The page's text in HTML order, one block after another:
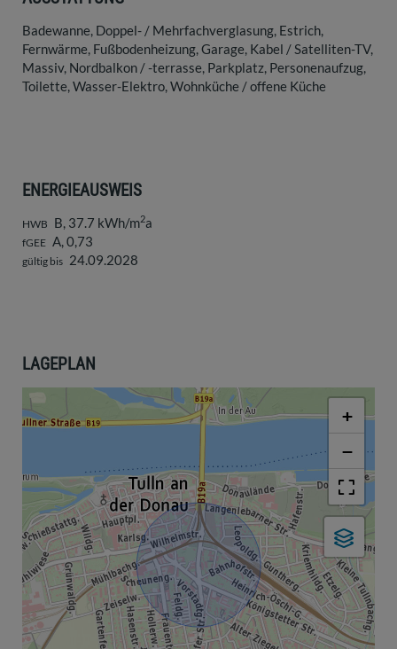
Badewanne Doppel- / Mehrfachverglasung Estrich
Fernwärme Fußbodenheizung Garage Kabel / Satelliten-TV
Massiv Nordbalkon / -terrasse Parkplatz Personenaufzug
Toilette Wasser-Elektro Wohnküche / offene Küche
ENERGIEAUSWEIS
HWB B, 37.7 kWh/m2a
fGEE A, 0,73
gültig bis 24.09.2028
LAGEPLAN
+
−